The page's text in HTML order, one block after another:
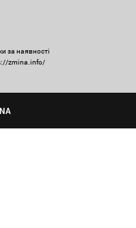
за наявності
zmina.info/